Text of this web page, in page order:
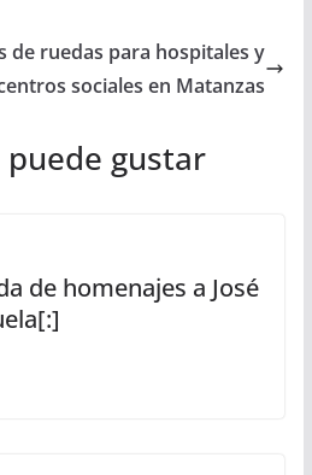
de ruedas para hospitales y
sociales en Matanzas
gustar
de homenajes a José